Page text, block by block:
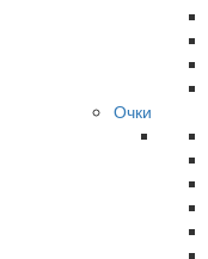
Очки